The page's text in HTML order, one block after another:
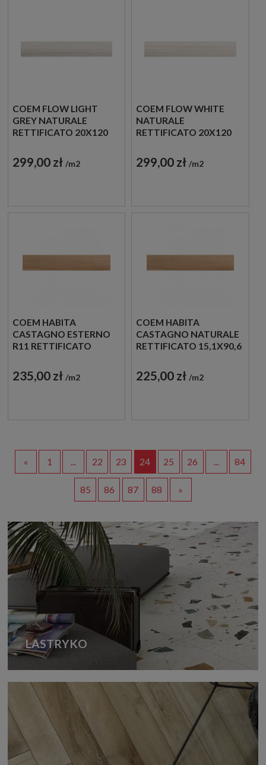
COEM FLOW LIGHT
GREY NATURALE
RETTIFICATO 20X120
GRESOWE IMITUJĄCE
MARMUR
299,00 zł m2
COEM FLOW WHITE
NATURALE
RETTIFICATO 20X120
GRESOWE IMITUJĄCE
MARMUR
299,00 zł m2
COEM HABITA
CASTAGNO ESTERNO
R11 RETTIFICATO
PŁYTKI
DREWNOPODOBNE
235,00 zł m2
COEM HABITA
CASTAGNO NATURALE
RETTIFICATO 15,1X90,6
DREWNOPODOBNE
225,00 zł m2
« 1 ... 22 23 24 25 26 ... 84
85 86 87 88 »
LASTRYKO